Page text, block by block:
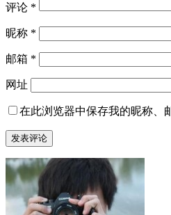
评论 *
昵称 *
邮箱 *
网址
在此浏览器中保存我的昵称、